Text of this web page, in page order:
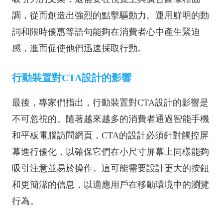
調，從而創造出強烈的點擊驅動力。運用鮮明的動
詞和限時優惠等語句能夠在消費者心中產生緊迫
感，進而促使他們迅速採取行動。
行動裝置對CTA設計的影響
最後，專家們指出，行動裝置對CTA設計的影響是
不可忽視的。隨著越來越多的消費者通過智能手機
和平板電腦訪問網頁，CTA的設計必須針對觸控屏
幕進行優化，以確保它們在小尺寸屏幕上同樣能夠
吸引注意並易於操作。這可能需要設計更大的按鈕
和更簡潔的信息，以適應用戶在移動環境中的瀏覽
行為。